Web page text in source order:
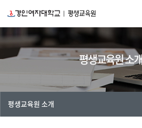
평생교육원 소개
평생교육원 소개